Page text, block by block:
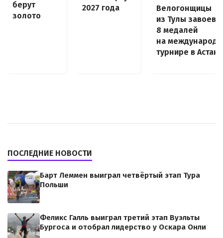
берут
золото
2027 года
Велогонщицы
из Тулы
8 медалей
на
турнире в Астане
ПОСЛЕДНИЕ НОВОСТИ
Барт Леммен выиграл четвёртый этап Тура
Польши
Феликс Галль выиграл третий этап Вуэльты
Бургоса и отобрал лидерство у Оскара Онли